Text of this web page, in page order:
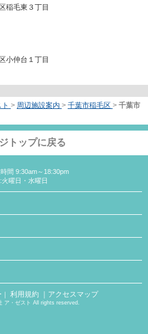
稲毛東３丁目
小仲台１丁目
> 周辺施設案内 > 千葉市稲毛区 > 千葉市
トップに戻る
間 9:30am～18:30pm
火曜日・水曜日
｜ 利用規約 ｜アクセスマップ
ア・ゼスト All rights reserved.